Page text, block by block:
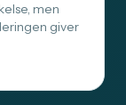
men
giver